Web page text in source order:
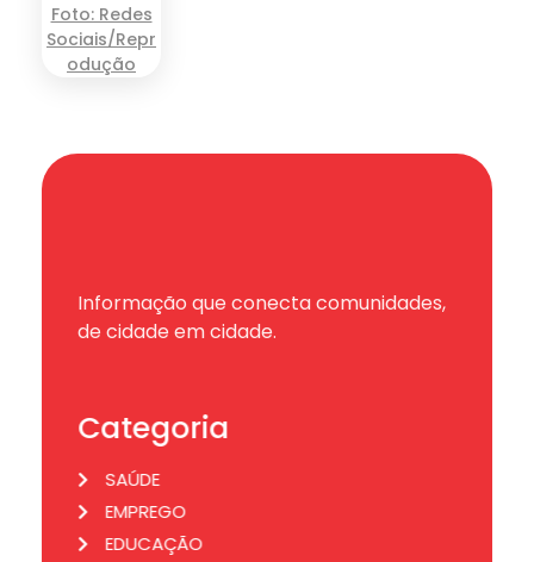
Informação que conecta comunidades,
de cidade em cidade.
Categoria
SAÚDE
EMPREGO
EDUCAÇÃO